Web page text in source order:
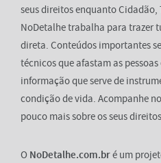
seus direitos enquanto
NoDetalhe trabalha para trazer
direta. Conteúdos importantes
técnicos que afastam as
informação que serve de
condição de vida. Acompanhe
pouco mais sobre os seus
O NoDetalhe.com.bré um